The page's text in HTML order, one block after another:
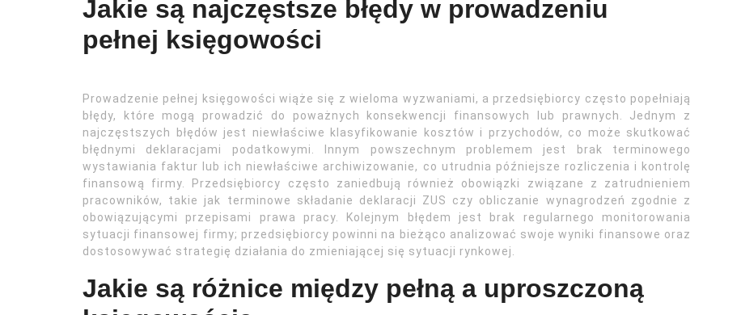
Jakie są najczęstsze błędy w prowadzeniu
pełnej księgowości
Prowadzenie pełnej księgowości wiąże się z wieloma wyzwaniami, a przedsiębiorcy często popełniają
błędy, które mogą prowadzić do poważnych konsekwencji finansowych lub prawnych. Jednym z
najczęstszych błędów jest niewłaściwe klasyfikowanie kosztów i przychodów, co może skutkować
błędnymi deklaracjami podatkowymi. Innym powszechnym problemem jest brak terminowego
wystawiania faktur lub ich niewłaściwe archiwizowanie, co utrudnia późniejsze rozliczenia i kontrolę
finansową firmy. Przedsiębiorcy często zaniedbują również obowiązki związane z zatrudnieniem
pracowników, takie jak terminowe składanie deklaracji ZUS czy obliczanie wynagrodzeń zgodnie z
obowiązującymi przepisami prawa pracy. Kolejnym błędem jest brak regularnego monitorowania
sytuacji finansowej firmy; przedsiębiorcy powinni na bieżąco analizować swoje wyniki finansowe oraz
dostosowywać strategię działania do zmieniającej się sytuacji rynkowej.
Jakie są różnice między pełną a uproszczoną